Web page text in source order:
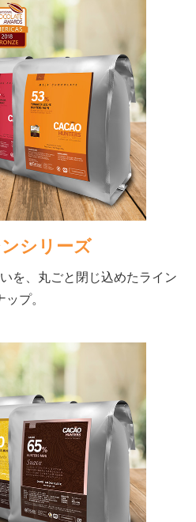
シリーズ
を、丸ごと閉じ込めたライン
ップ。